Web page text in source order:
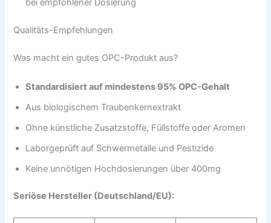
bei empfohlener Dosierung
Qualitäts-Empfehlungen
Was macht ein gutes OPC-Produkt aus?
Standardisiert auf mindestens 95% OPC-Gehalt
Aus biologischem Traubenkernextrakt
Ohne künstliche Zusatzstoffe, Füllstoffe oder Aromen
Laborgeprüft auf Schwermetalle und Pestizide
Keine unnötigen Hochdosierungen über 400mg
Seriöse Hersteller (Deutschland/EU):